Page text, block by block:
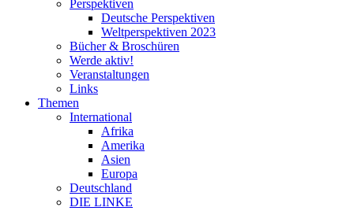
Perspektiven
Deutsche Perspektiven
Weltperspektiven 2023
Bücher & Broschüren
Werde aktiv!
Veranstaltungen
Links
Themen
International
Afrika
Amerika
Asien
Europa
Deutschland
DIE LINKE